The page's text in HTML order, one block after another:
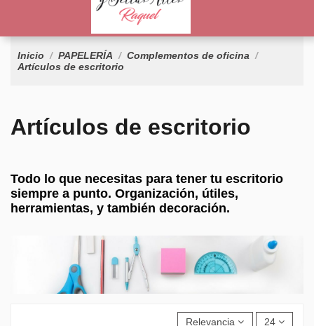
Inicio PAPELERÍA
Complementos de oficina
Artículos de escritorio
Artículos de escritorio
Todo lo que necesitas para tener tu escritorio
siempre a punto. Organización, útiles,
herramientas, y también decoración.
Relevancia 24